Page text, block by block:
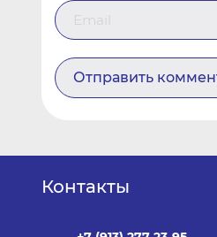
Контакты